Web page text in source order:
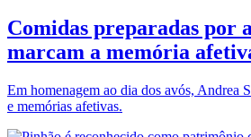
Comidas preparadas por
marcam a memória
Em homenagem ao dia dos avós, Andrea
e memórias afetivas.